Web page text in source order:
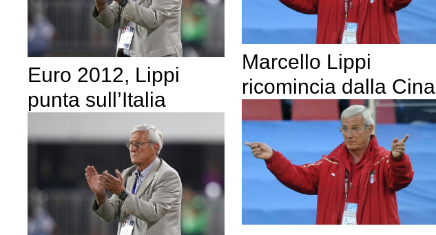
Euro 2012, Lippi
punta sull’Italia
Marcello Lippi
ricomincia dalla Cina